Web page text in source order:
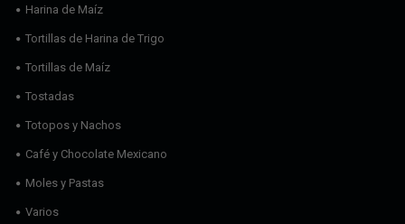
Harina de Maíz
Tortillas de Harina de Trigo
Tortillas de Maíz
Tostadas
Totopos y Nachos
Café y Chocolate Mexicano
Moles y Pastas
Varios